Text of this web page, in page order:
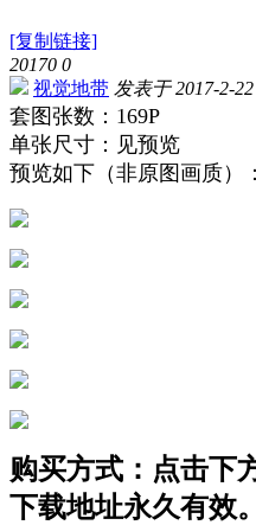
[复制链接]
20170 0
视觉地带 发表于 2017-2-
套图张数：169P
单张尺寸：见预览
预览如下（非原图画质）：
购买方式：点击下
下载地址永久有效。